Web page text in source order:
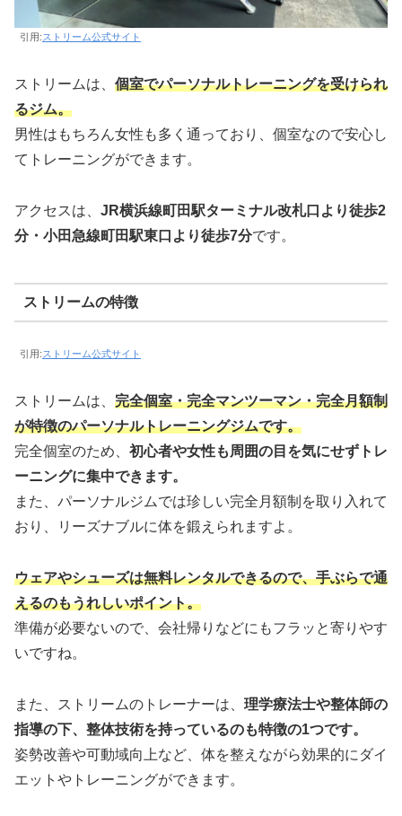
引用:ストリーム公式サイト
ストリームは、 個室でパーソナルトレーニングを受けられ
るジム。
男性はもちろん女性も多く通っており、個室なので安心し
てトレーニングができます。
アクセスは、 JR横浜線町田駅ターミナル改札口より徒歩2
分・小田急線町田駅東口より徒歩7分です。
ストリームの特徴
引用:ストリーム公式サイト
ストリームは、 完全個室・完全マンツーマン・完全月額制
が特徴のパーソナルトレーニングジムです。
完全個室のため、 初心者や女性も周囲の目を気にせずトレ
ーニングに集中できます。
また、パーソナルジムでは珍しい完全月額制を取り入れて
おり、リーズナブルに体を鍛えられますよ。
ウェアやシューズは無料レンタルできるので、手ぶらで通
えるのもうれしいポイント。
準備が必要ないので、会社帰りなどにもフラッと寄りやす
いですね。
また、ストリームのトレーナーは、 理学療法士や整体師の
指導の下、整体技術を持っているのも特徴の1つです。
姿勢改善や可動域向上など、体を整えながら効果的にダイ
エットやトレーニングができます。